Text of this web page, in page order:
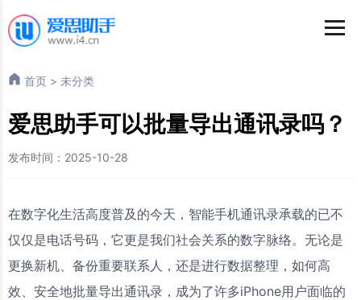
首页 > 未分类
爱思助手可以批量导出通讯录吗？
发布时间：2025-10-28
在数字化生活高度普及的今天，智能手机通讯录承载的已不
仅仅是电话号码，它更是我们社会关系的数字脉络。无论是
更换新机、备份重要联系人，还是进行数据整理，如何高
效、安全地批量导出通讯录，成为了许多iPhone用户面临的